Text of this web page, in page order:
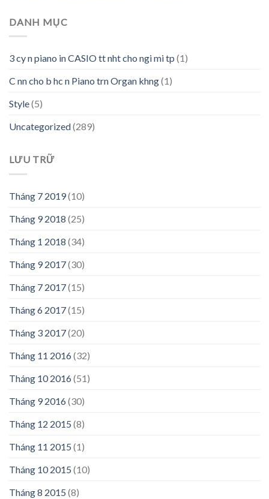
DANH MỤC
3 cy n piano in CASIO tt nht cho ngi mi tp (1)
C nn cho b hc n Piano trn Organ khng(1)
Style(5)
Uncategorized(289)
LƯU TRỮ
Tháng 7 2019(10)
Tháng 9 2018 (25)
Tháng 1 2018 (34)
Tháng 9 2017(30)
Tháng 7 2017(15)
Tháng 6 2017(15)
Tháng 3 2017(20)
Tháng 11 2016(32)
Tháng 10 2016(51)
Tháng 9 2016(30)
Tháng 12 2015 (8)
Tháng 11 2015 (1)
Tháng 10 2015 (10)
Tháng 8 2015 (8)